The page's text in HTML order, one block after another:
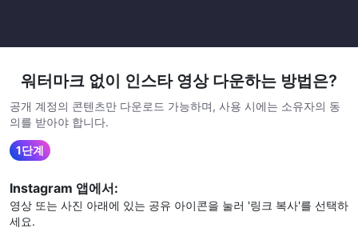
워터마크 없이 인스타 영상 다운하는 방법은?
공개 계정의 콘텐츠만 다운로드 가능하며, 사용 시에는 소유자의 동
의를 받아야 합니다.
1단계
Instagram 앱에서:
영상 또는 사진 아래에 있는 공유 아이콘을 눌러 '링크 복사'를 선택하
세요.